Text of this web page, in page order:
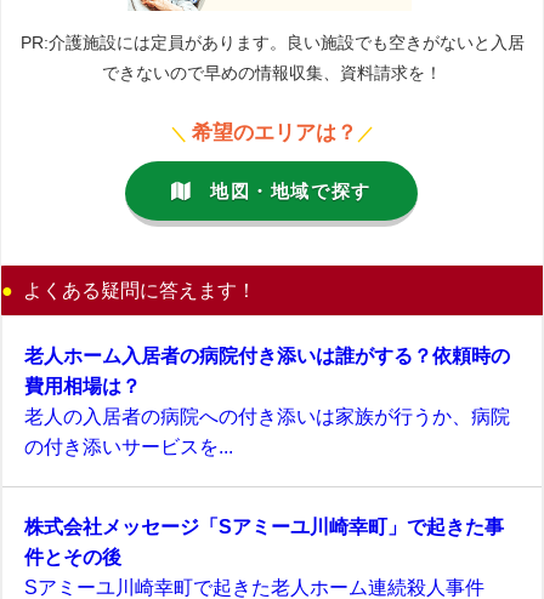
PR:介護施設には定員があります。良い施設でも空きがないと入居
できないので早めの情報収集、資料請求を！
＼ 希望のエリアは？ ／
地図・地域で探す
よくある疑問に答えます！
老人ホーム入居者の病院付き添いは誰がする？依頼時の
費用相場は？
老人の入居者の病院への付き添いは家族が行うか、病院
の付き添いサービスを...
株式会社メッセージ「Sアミーユ川崎幸町」で起きた事
件とその後
Sアミーユ川崎幸町で起きた老人ホーム連続殺人事件